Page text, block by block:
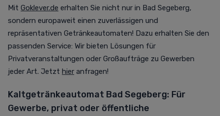
Mit Goklever.de erhalten Sie nicht nur in Bad Segeberg,
sondern europaweit einen zuverlässigen und
repräsentativen Getränkeautomaten! Dazu erhalten Sie den
passenden Service: Wir bieten Lösungen für
Privatveranstaltungen oder Großaufträge zu Gewerben
jeder Art. Jetzt hier anfragen!
Kaltgetränkeautomat Bad Segeberg: Für
Gewerbe, privat oder öffentliche